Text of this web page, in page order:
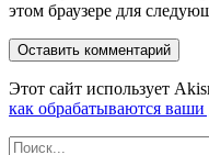
этом браузере для
Этот сайт использует
как обрабатываются